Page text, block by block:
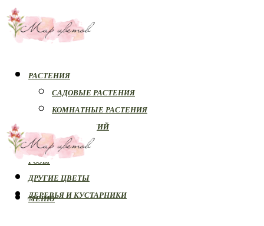
РАСТЕНИЯ
САДОВЫЕ РАСТЕНИЯ
КОМНАТНЫЕ РАСТЕНИЯ
БОЛЕЗНИ РАСТЕНИЙ
ОРХИДЕИ
РОЗЫ
ДРУГИЕ ЦВЕТЫ
ДЕРЕВЬЯ И КУСТАРНИКИ
МЕНЮ